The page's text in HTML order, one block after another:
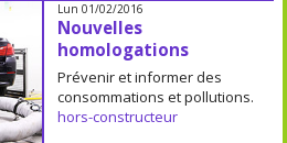
Lun 01/02/2016
Nouvelles
homologations
Prévenir et informer des
consommations et pollutions.
hors-constructeur